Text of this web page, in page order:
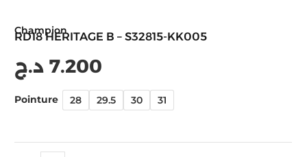
Champion
RD18 HERITAGE B – S32815-KK005
7.200 د.ج
Pointure 28 29.5 30 31